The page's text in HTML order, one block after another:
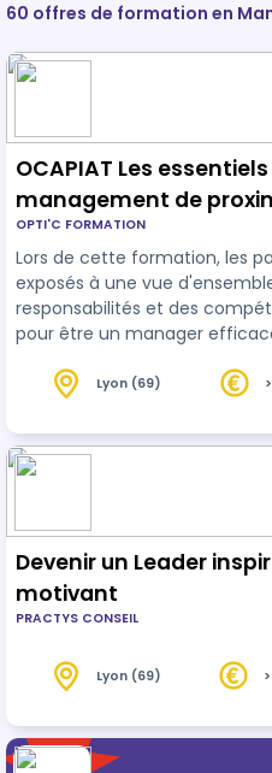
60 offres de formation en
OCAPIAT Les essentiels du
management de
OPTI'C FORMATION
Lors de cette formation, les
exposés à une vue
responsabilités et des
pour être un manager
leurs actions managériales. Les participants
indispensables à la fonction de
formation-action inclut des
Lyon (69)
Devenir un Leader
motivant
PRACTYS CONSEIL
Lyon (69)